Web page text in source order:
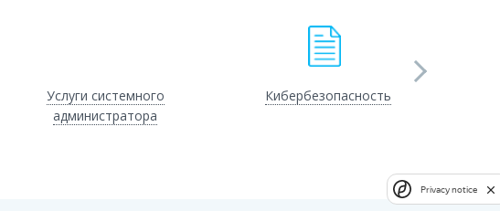
Услуги системного
администратора
Кибербезопасность
Privacy notice